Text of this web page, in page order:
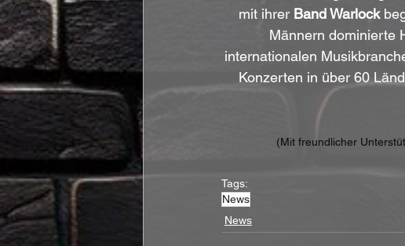
mit ihrer Band Warlock
Männern dominierte
internationalen
Konzerten in über 60
(Mit freundlicher
Tags:
News
News